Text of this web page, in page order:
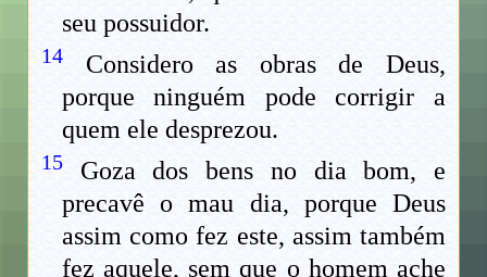
seu possuidor.
14
Considero as obras de Deus,
porque ninguém pode corrigir a
quem ele desprezou.
15
Goza dos bens no dia bom, e
precavê o mau dia, porque Deus
assim como fez este, assim também
fez aquele, sem que o homem ache